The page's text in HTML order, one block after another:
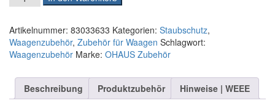
Artikelnummer: 83033633 Kategorien: Staubschutz,
Waagenzubehör, Zubehör für Waagen Schlagwort:
Waagenzubehör Marke: OHAUS Zubehör
Beschreibung Produktzubehör Hinweise | WEEE